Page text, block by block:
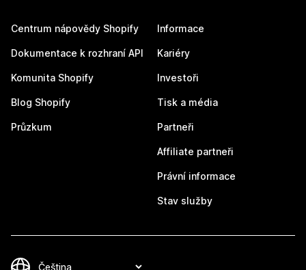
Centrum nápovědy Shopify
Dokumentace k rozhraní API
Komunita Shopify
Blog Shopify
Průzkum
Informace
Kariéry
Investoři
Tisk a média
Partneři
Affiliate partneři
Právní informace
Stav služby